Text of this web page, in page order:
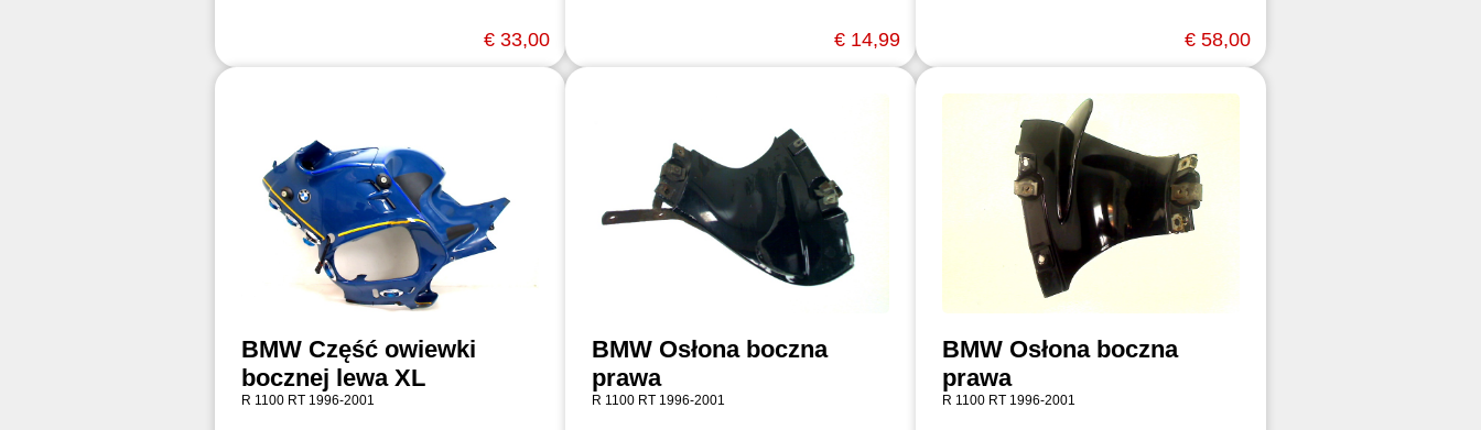
€ 33,00 € 14,99 € 58,00
BMW Część owiewki
bocznej lewa XL
R 1100 RT 1996-2001
BMW Osłona boczna
prawa
R 1100 RT 1996-2001
BMW Osłona boczna
prawa
R 1100 RT 1996-2001